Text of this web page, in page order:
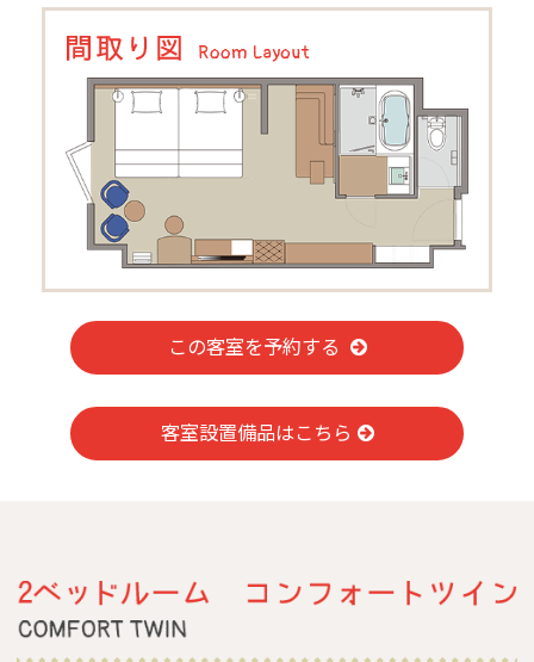
この客室を予約する
客室設置備品はこちら